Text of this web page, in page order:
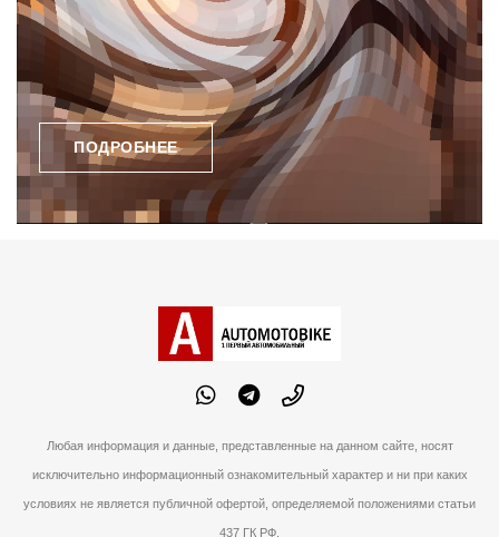
ПОДРОБНЕЕ
Любая информация и данные, представленные на данном сайте, носят
исключительно информационный ознакомительный характер и ни при каких
условиях не является публичной офертой, определяемой положениями статьи
437 ГК РФ.